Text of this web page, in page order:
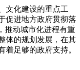
化建设的重点工
促进地方政府贯彻落
推动城市化进程有重
体的规划发展，在其
着足够的政府支持。